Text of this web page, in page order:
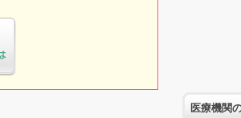
医療機関